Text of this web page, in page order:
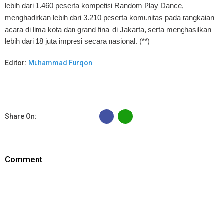
lebih dari 1.460 peserta kompetisi Random Play Dance,
menghadirkan lebih dari 3.210 peserta komunitas pada rangkaian
acara di lima kota dan grand final di Jakarta, serta menghasilkan
lebih dari 18 juta impresi secara nasional. (**)
Editor: Muhammad Furqon
Share On:
B
Comment